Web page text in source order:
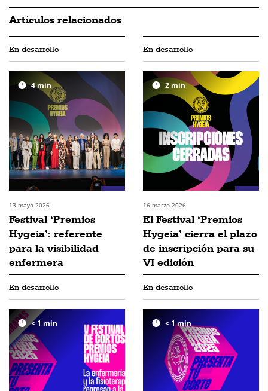
Artículos relacionados
En desarrollo
4min
13 mayo 2026
Festival ‘Premios
Hygeia’: referente
para la visibilidad
enfermera
En desarrollo
2 min
16 marzo 2026
El Festival ‘Premios
Hygeia’ cierra el plazo
de inscripción para su
VI edición
En desarrollo
< 1 min
En desarrollo
< 1 min